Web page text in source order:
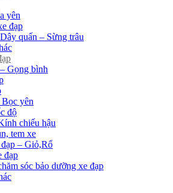
yên
đạp
quấn – Sừng trâu
Gọng bình
yên
độ
chiếu hậu
tem xe
– Giỏ,Rổ
đạp
sóc bảo dưỡng xe đạp